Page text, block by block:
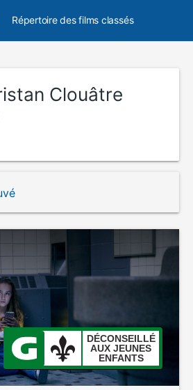
Répertoire des films classés
Clouâtre
DÉCONSEILLÉ
AUX JEUNES
ENFANTS